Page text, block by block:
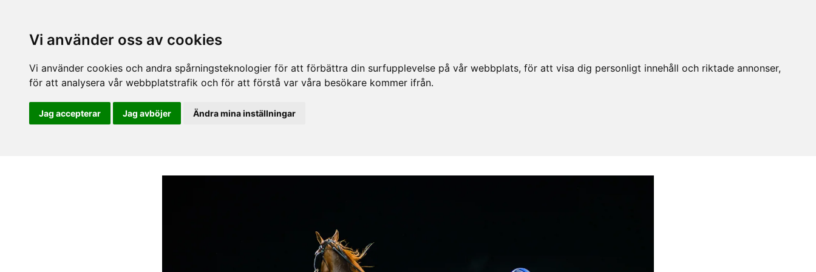
Vi använder oss av cookies
Vi använder cookies och andra spårningsteknologier för att förbättra din surfupplevelse på vår webbplats, för att visa dig personligt innehåll och riktade annonser,
för att analysera vår webbplatstrafik och för att förstå var våra besökare kommer ifrån.
Jag accepterar Jag avböjer Ändra mina inställningar